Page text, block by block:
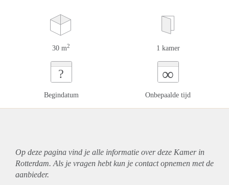
30 m2 1 kamer
?
Begindatum
∞
Onbepaalde tijd
Op deze pagina vind je alle informatie over deze Kamer in
Rotterdam. Als je vragen hebt kun je contact opnemen met de
aanbieder.